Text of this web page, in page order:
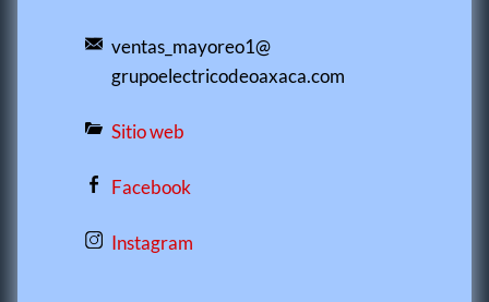
ventas_mayoreo1@
grupoelectricodeoaxaca.com
Sitio web
Facebook
Instagram